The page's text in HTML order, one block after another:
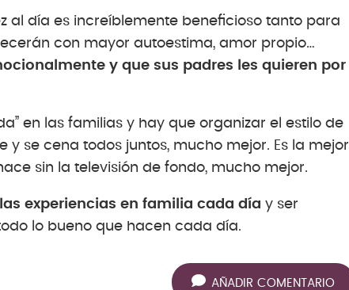
al día es increíblemente beneficioso tanto para
con mayor autoestima, amor propio…
y que sus padres les quieren por
en las familias y hay que organizar el estilo de
se cena todos juntos, mucho mejor. Es la mejor
sin la televisión de fondo, mucho mejor.
experiencias en familia cada día y ser
lo bueno que hacen cada día.
AÑADIR COMENTARIO